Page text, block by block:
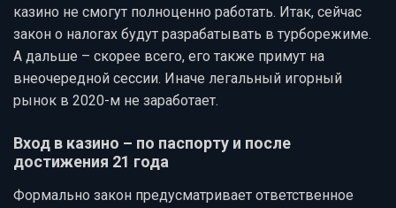
казино не смогут полноценно работать. Итак, сейчас
закон о налогах будут разрабатывать в турборежиме.
А дальше – скорее всего, его также примут на
внеочередной сессии. Иначе легальный игорный
рынок в 2020-м не заработает.
Вход в казино – по паспорту и после
достижения 21 года
Формально закон предусматривает ответственное